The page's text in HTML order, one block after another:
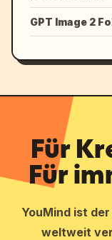
GPT Image 2
Für
Für
YouMind ist
weltweit